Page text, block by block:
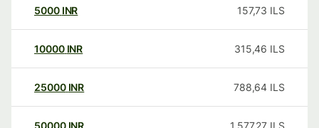
5000 INR 157,73 ILS
10000 INR 315,46 ILS
25000 INR 788,64 ILS